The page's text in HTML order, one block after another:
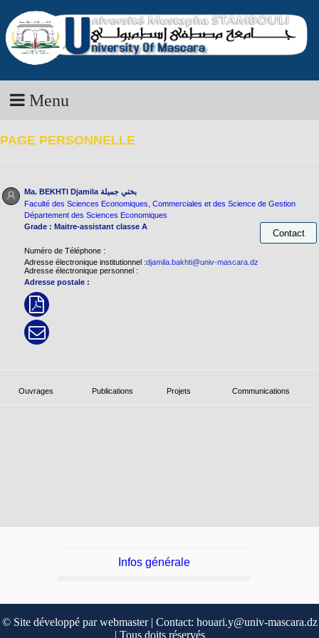
Menu
PAGE PERSONNELLE
Ma. BEKHTI Djamila بختي جميلة
Faculté des Sciences Economiques, Commerciales et des Science de Gestion
Département des Sciences Economiques
Grade : Maitre-assistant classe A
Numéro de Téléphone :
Adresse électronique institutionnel :djamila.bakhti@univ-mascara.dz
Adresse électronique personnel :
Adresse postale :
Ouvrages Publications Projets Communications
Infos générale
© Site développé par webmaster | Contact: houari.y@univ-mascara.dz
| Tous doits réservés